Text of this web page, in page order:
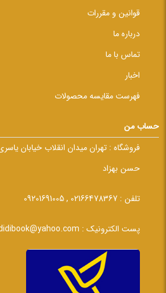
قوانین و مقررات
درباره ما
تماس با ما
اخبار
فهرست مقایسه محصولات
حساب من
فروشگاه : تهران میدان انقلاب خیابان
حسن بهزاد
تلفن : 02166478367 , 09201691005
پست الکترونیک :